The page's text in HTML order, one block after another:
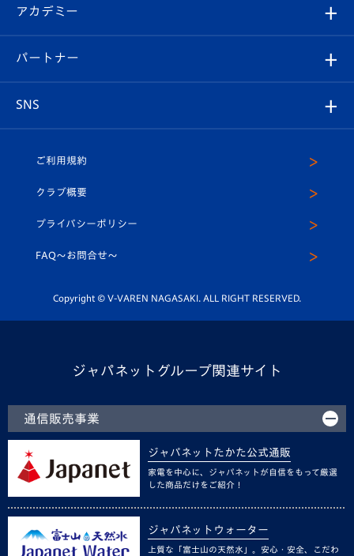
イベント
メディア
ホームタウン
スタッフプロフィール
マスコット紹介
平和祈念活動
ホームタウン活動
ヴィヴィくんの長崎おもてなしガイド
スタジアムグルメ
V-LOVERS（ファンクラブ）
プレイヤーズスイート
オンラインショップ
店舗情報
アカデミー
育成からのお知らせ
U-18
スクール
パートナー
SNS
ヴィヴィくんインスタグラム
公式LINE＠
ご利用規約
クラブ概要
プライバシーポリシー
FAQ〜お問合せ〜
Copyright © V-VAREN NAGASAKI. ALL RIGHT RESERVED.
ジャパネットグループ関連サイト
通信販売事業
ジャパネットたかた公式通販
家電を中心に、ジャパネットが自信をもって厳選
した商品だけをご紹介！
ジャパネットウォーター
上質な「富士山の天然水」。安心・安全、こだわ